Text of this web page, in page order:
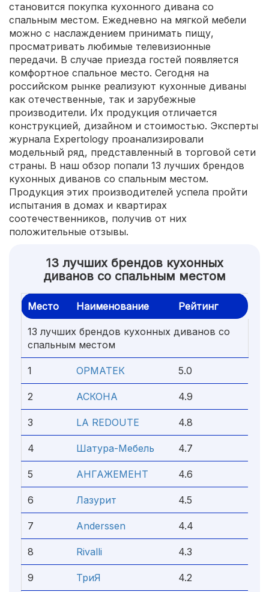
становится покупка кухонного дивана со
спальным местом. Ежедневно на мягкой мебели
можно с наслаждением принимать пищу,
просматривать любимые телевизионные
передачи. В случае приезда гостей появляется
комфортное спальное место. Сегодня на
российском рынке реализуют кухонные диваны
как отечественные, так и зарубежные
производители. Их продукция отличается
конструкцией, дизайном и стоимостью. Эксперты
журнала Expertology проанализировали
модельный ряд, представленный в торговой сети
страны. В наш обзор попали 13 лучших брендов
кухонных диванов со спальным местом.
Продукция этих производителей успела пройти
испытания в домах и квартирах
соотечественников, получив от них
положительные отзывы.
13 лучших брендов кухонных
диванов со спальным местом
Место Наименование Рейтинг
13 лучших брендов кухонных диванов со
спальным местом
1 ОРМАТЕК 5.0
2 АСКОНА 4.9
3 LA REDOUTE 4.8
4 Шатура-Мебель 4.7
5 АНГАЖЕМЕНТ 4.6
6 Лазурит 4.5
7 Anderssen 4.4
8 Rivalli 4.3
9 ТриЯ 4.2